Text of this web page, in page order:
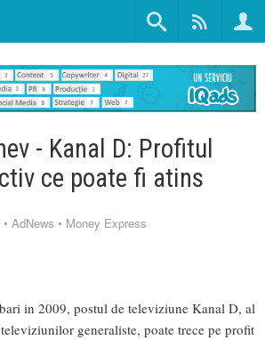
- Kanal D: Profitul
ce poate fi atins
• AdNews • Money Express
in 2009, postul de televiziune Kanal D, al
generaliste, poate trece pe profit